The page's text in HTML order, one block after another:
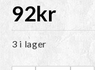
92kr
3 i lager